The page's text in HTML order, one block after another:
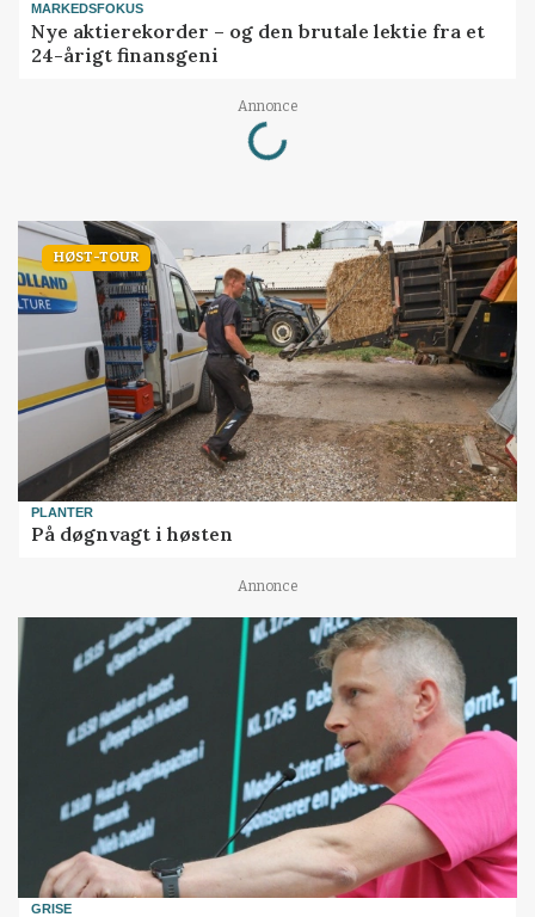
MARKEDSFOKUS
Nye aktierekorder – og den brutale lektie fra et
24-årigt finansgeni
Annonce
Loading...
HØST-TOUR
PLANTER
På døgnvagt i høsten
Annonce
GRISE